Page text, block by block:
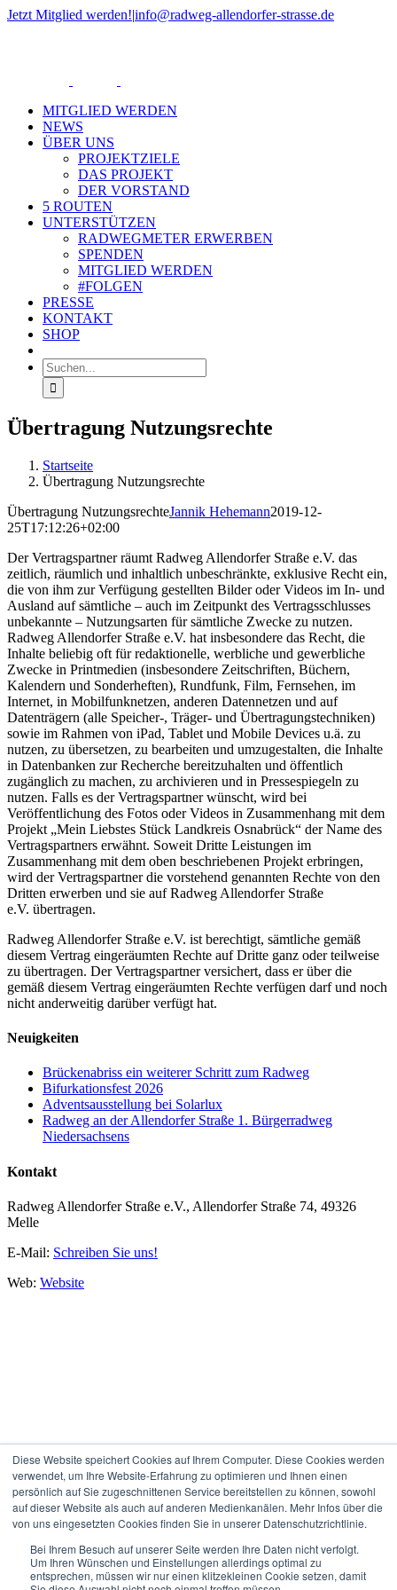
Diese Website speichert Cookies auf Ihrem Computer. Diese Cookies werden
verwendet, um Ihre Website-Erfahrung zu optimieren und Ihnen einen
persönlich auf Sie zugeschnittenen Service bereitstellen zu können, sowohl
auf dieser Website als auch auf anderen Medienkanälen. Mehr Infos über die
von uns eingesetzten Cookies finden Sie in unserer Datenschutzrichtlinie.
Bei Ihrem Besuch auf unserer Seite werden Ihre Daten nicht verfolgt.
Um Ihren Wünschen und Einstellungen allerdings optimal zu
entsprechen, müssen wir nur einen klitzekleinen Cookie setzen, damit
Zum
Jetzt Mitglied werden!|info@radweg-allendorfer-strasse.de
MITGLIED WERDEN
NEWS
ÜBER UNS
PROJEKTZIELE
DAS PROJEKT
DER VORSTAND
5 ROUTEN
UNTERSTÜTZEN
RADWEGMETER ERWERBEN
SPENDEN
MITGLIED WERDEN
#FOLGEN
PRESSE
KONTAKT
SHOP
Suche
nach:
Übertragung Nutzungsrechte
Startseite
Übertragung Nutzungsrechte
Übertragung NutzungsrechteJannik Hehemann2019-12-
25T17:12:26+02:00
DerVertragspartner räumt Radweg Allendorfer Straße e.V. das
zeitlich, räumlich und inhaltlich unbeschränkte, exklusive Recht ein,
die von ihm zur Verfügung gestellten Bilder oder Videos im In- und
Ausland auf sämtliche – auch im Zeitpunkt des Vertragsschlusses
unbekannte – Nutzungsarten für sämtliche Zwecke zu nutzen.
Radweg Allendorfer Straße e.V. hat insbesondere das Recht, die
Inhalte beliebig oft für redaktionelle, werbliche und gewerbliche
Zwecke in Printmedien (insbesondere Zeitschriften, Büchern,
Kalendern und Sonderheften), Rundfunk, Film, Fernsehen, im
Internet, in Mobilfunknetzen, anderen Datennetzen und auf
Datenträgern (alle Speicher-, Träger- und Übertragungstechniken)
sowie im Rahmen von iPad, Tablet und Mobile Devices u.ä. zu
nutzen, zu übersetzen, zu bearbeiten und umzugestalten, die Inhalte
in Datenbanken zur Recherche bereitzuhalten und öffentlich
zugänglich zu machen, zu archivieren und in Pressespiegeln zu
nutzen. Falls es der Vertragspartner wünscht, wird bei
Veröffentlichung des Fotos oder Videos in Zusammenhang mit dem
Projekt „Mein Liebstes Stück Landkreis Osnabrück“ der Name des
Vertragspartners erwähnt. Soweit Dritte Leistungen im
Zusammenhang mit dem oben beschriebenen Projekt erbringen,
wird der Vertragspartner die vorstehend genannten Rechte von den
Dritten erwerben und sie aufRadweg Allendorfer Straße
e.V. übertragen.
Radweg Allendorfer Straße e.V. ist berechtigt, sämtliche gemäß
diesem Vertrag eingeräumten Rechte auf Dritte ganz oder teilweise
zu übertragen. Der Vertragspartner versichert, dass er über die
gemäß diesem Vertrag eingeräumten Rechte verfügen darf und noch
nicht anderweitig darüber verfügt hat.
Neuigkeiten
Brückenabriss ein weiterer Schritt zum Radweg
Bifurkationsfest 2026
Adventsausstellung bei Solarlux
Radweg an der Allendorfer Straße 1. Bürgerradweg
Niedersachsens
Kontakt
Radweg Allendorfer Straße e.V., Allendorfer Straße 74, 49326
Melle
E-Mail: Schreiben Sie uns!
Web: Website
Quelle: Auburg-Photostudio